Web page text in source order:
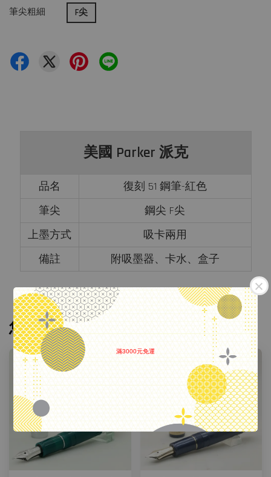
滿3000元免運
筆尖粗細 F尖
美國 Parker 派克
品名
復刻 51 鋼筆-紅色
筆尖
鋼尖 F尖
上墨方式
吸卡兩用
備註
附吸墨器、卡水、盒子
您可能也喜歡